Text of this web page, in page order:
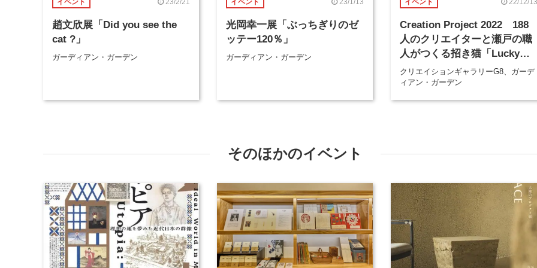
イベント
趙文欣展「Did you see the
cat ?」
ガーディアン・ガーデン
イベント
光岡幸一展「ぶっちぎりのゼ
ッテー120％」
ガーディアン・ガーデン
イベント
Creation Project 2022 188
人のクリエイターと瀬戸の職
人がつくる招き猫「Lucky
Cat」
クリエイションギャラリーG8、ガーデ
ィアン・ガーデン
そのほかのイベント